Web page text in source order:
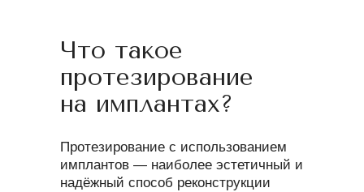
Что такое
протезирование
на имплантах?
Протезирование с использованием
имплантов — наиболее эстетичный и
надёжный способ реконструкции